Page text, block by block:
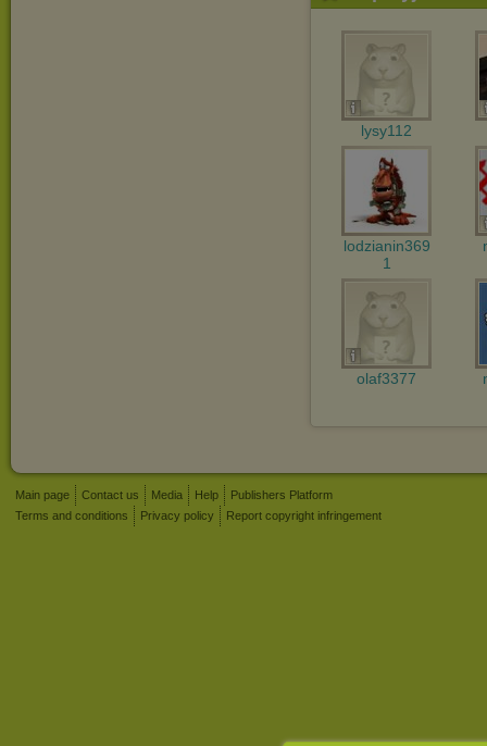
lysy112
lodzianin369
1
olaf3377
Main page Contact us Media Help
Publishers Platform
Terms and conditions
Privacy policy Report copyright infringement